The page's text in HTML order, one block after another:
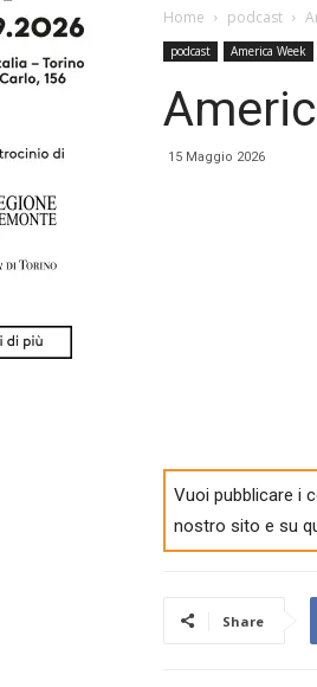
Home podcast
podcast America Week
15 Maggio 2026
Vuoi pubblicare i
nostro sito e su
Share